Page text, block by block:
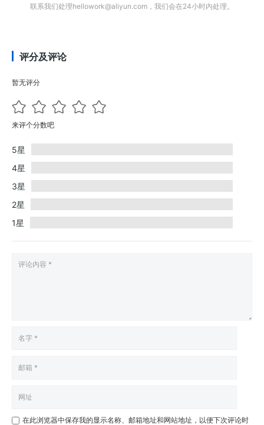
联系我们处理hellowork@aliyun.com，我们会在24小时内处理。
评分及评论
暂无评分
来评个分数吧
5星
4星
3星
2星
1星
在此浏览器中保存我的显示名称、邮箱地址和网站地址，以便下次评论时